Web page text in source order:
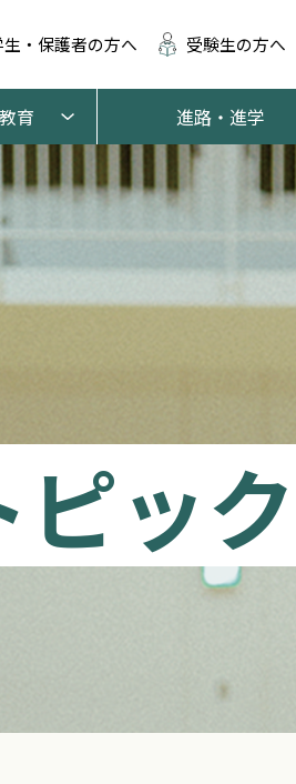
生・保護者の方へ 受験生の方へ
育 進路・進学
ッ